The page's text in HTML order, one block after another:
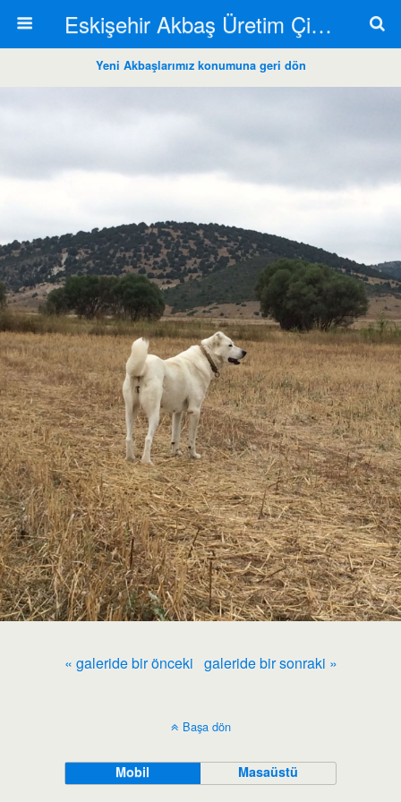
Eskişehir Akbaş Üretim Çiftliği
Yeni Akbaşlarımız konumuna geri dön
« galeride bir önceki galeride bir sonraki »
Başa dön
Mobil Masaüstü